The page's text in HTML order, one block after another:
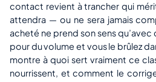
contact revient à trancher qui
attendra — ou ne sera jamais
acheté ne prend son sens qu’avec
pour du volume et vous le brûlez
montre à quoi sert vraiment ce
nourrissent, et comment le